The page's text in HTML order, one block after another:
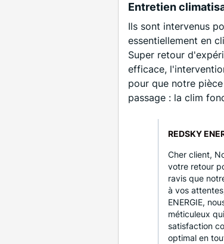
Entretien
Ils sont intervenus
essentiellement en
Super retour
efficace,
pour que notre
passage : la clim
REDSKY
Cher client,
votre retour
ravis que
à vos
ENERGIE,
méticuleux
satisfaction
optimal en